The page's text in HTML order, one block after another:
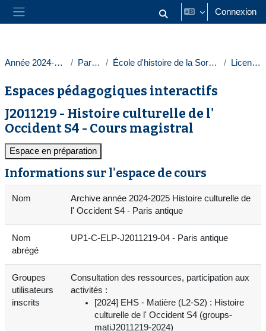
Passer au contenu principal
Panneau latéral Activer/désactiver la saisie
Connexion
Année 2024-2025 Paris 1 École d'histoire de la Sorbonne Licences
Espaces pédagogiques interactifs
J2011219 - Histoire culturelle de l'
Occident S4 - Cours magistral
Espace en préparation
Informations sur l'espace de cours
Nom
Archive année 2024-2025 Histoire culturelle de
l' Occident S4 - Paris antique
Nom
abrégé
UP1-C-ELP-J2011219-04 - Paris antique
Groupes
utilisateurs
inscrits
Consultation des ressources, participation aux
activités :
[2024] EHS - Matière (L2-S2) : Histoire
culturelle de l' Occident S4 (groups-
matiJ2011219-2024)